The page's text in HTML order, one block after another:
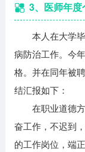
3、医师年
本人在大学毕
病防治工作。今
格。并在同年被
结汇报如下：
在职业道德方
奋工作，不迟到
的工作岗位，端